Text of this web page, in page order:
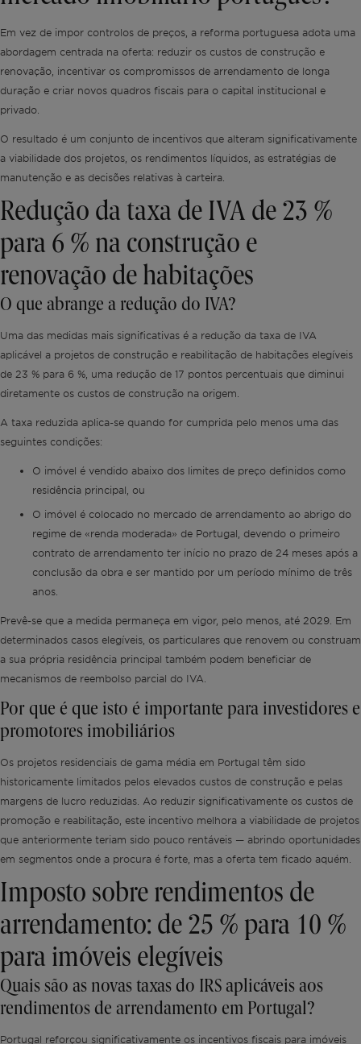
Em vez de impor controlos de preços, a reforma portuguesa adota uma
abordagem centrada na oferta: reduzir os custos de construção e
renovação, incentivar os compromissos de arrendamento de longa
duração e criar novos quadros fiscais para o capital institucional e
privado.
O resultado é um conjunto de incentivos que alteram significativamente
a viabilidade dos projetos, os rendimentos líquidos, as estratégias de
manutenção e as decisões relativas à carteira.
Redução da taxa de IVA de 23 %
para 6 % na construção e
renovação de habitações
O que abrange a redução do IVA?
Uma das medidas mais significativas é a redução da taxa de IVA
aplicável a projetos de construção e reabilitação de habitações elegíveis
de 23 % para 6 %, uma redução de 17 pontos percentuais que diminui
diretamente os custos de construção na origem.
A taxa reduzida aplica-se quando for cumprida pelo menos uma das
seguintes condições:
O imóvel é vendido abaixo dos limites de preço definidos como
residência principal, ou
O imóvel é colocado no mercado de arrendamento ao abrigo do
regime de «renda moderada» de Portugal, devendo o primeiro
contrato de arrendamento ter início no prazo de 24 meses após a
conclusão da obra e ser mantido por um período mínimo de três
anos.
Prevê-se que a medida permaneça em vigor, pelo menos, até 2029. Em
determinados casos elegíveis, os particulares que renovem ou construam
a sua própria residência principal também podem beneficiar de
mecanismos de reembolso parcial do IVA.
Por que é que isto é importante para investidores e
promotores imobiliários
Os projetos residenciais de gama média em Portugal têm sido
historicamente limitados pelos elevados custos de construção e pelas
margens de lucro reduzidas. Ao reduzir significativamente os custos de
promoção e reabilitação, este incentivo melhora a viabilidade de projetos
que anteriormente teriam sido pouco rentáveis — abrindo oportunidades
em segmentos onde a procura é forte, mas a oferta tem ficado aquém.
Imposto sobre rendimentos de
arrendamento: de 25 % para 10 %
para imóveis elegíveis
Quais são as novas taxas do IRS aplicáveis aos
rendimentos de arrendamento em Portugal?
Portugal reforçou significativamente os incentivos fiscais para imóveis